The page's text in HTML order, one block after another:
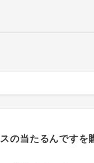
の当たるんですを